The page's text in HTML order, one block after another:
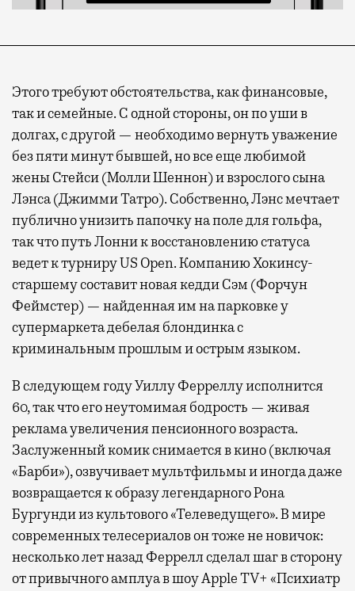
Этого требуют обстоятельства, как финансовые,
так и семейные. С одной стороны, он по уши в
долгах, с другой — необходимо вернуть уважение
без пяти минут бывшей, но все еще любимой
жены Стейси (Молли Шеннон) и взрослого сына
Лэнса (Джимми Татро). Собственно, Лэнс мечтает
публично унизить папочку на поле для гольфа,
так что путь Лонни к восстановлению статуса
ведет к турниру US Open. Компанию Хокинсу-
старшему составит новая кедди Сэм (Форчун
Феймстер) — найденная им на парковке у
супермаркета дебелая блондинка с
криминальным прошлым и острым языком.
В следующем году Уиллу Ферреллу исполнится
60, так что его неутомимая бодрость — живая
реклама увеличения пенсионного возраста.
Заслуженный комик снимается в кино (включая
«Барби»), озвучивает мультфильмы и иногда даже
возвращается к образу легендарного Рона
Бургунди из культового «Телеведущего». В мире
современных телесериалов он тоже не новичок:
несколько лет назад Феррелл сделал шаг в сторону
от привычного амплуа в шоу Apple TV+ «Психиатр